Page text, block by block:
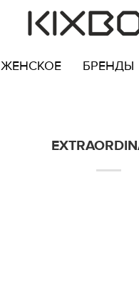
ЖЕНСКОЕ БРЕНДЫ